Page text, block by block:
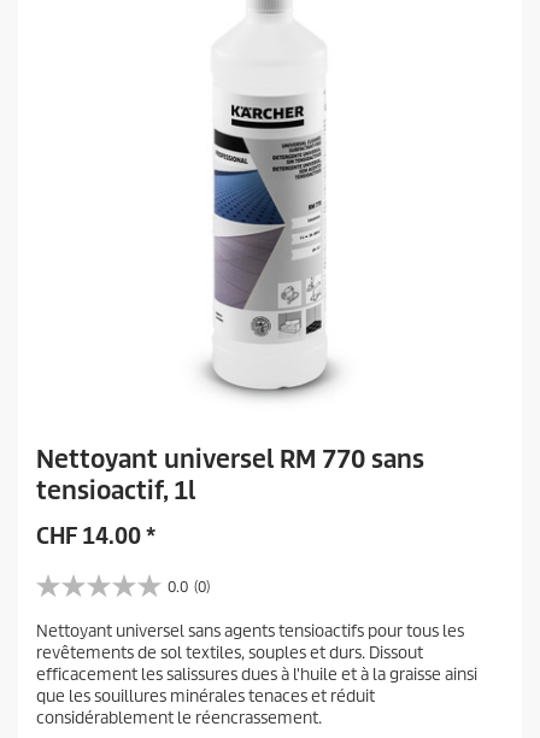
Nettoyant universel RM 770 sans
tensioactif, 1l
CHF 14.00*
0.0 (0)
0
0
s
u
r
5
Nettoyant universel sans agents tensioactifs pour tous les
revêtements de sol textiles, souples et durs. Dissout
efficacement les salissures dues à l'huile et à la graisse ainsi
que les souillures minérales tenaces et réduit
considérablement le réencrassement.